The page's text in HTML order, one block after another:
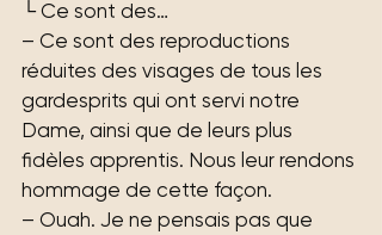
└ Ce sont des…
– Ce sont des reproductions
réduites des visages de tous les
gardesprits qui ont servi notre
Dame, ainsi que de leurs plus
fidèles apprentis. Nous leur rendons
hommage de cette façon.
– Ouah. Je ne pensais pas que